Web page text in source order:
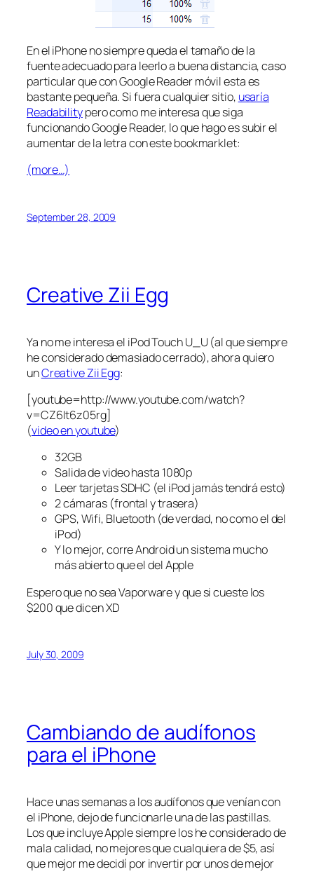
En el iPhone no siempre queda el tamaño de la
fuente adecuado para leerlo a buena distancia, caso
particular que con Google Reader móvil esta es
bastante pequeña. Si fuera cualquier sitio, usaría
Readabilitypero como me interesa que siga
funcionando Google Reader, lo que hago es subir el
aumentar de la letra con este bookmarklet:
(more…)
September 28, 2009
Creative Zii Egg
Ya no me interesa el iPod Touch U_U (al que siempre
he considerado demasiado cerrado), ahora quiero
unCreative Zii Egg:
[youtube=http://www.youtube.com/watch?
v=CZ6It6z05rg]
(video en youtube)
32GB
Salida de video hasta 1080p
Leer tarjetas SDHC (el iPod jamás tendrá esto)
2 cámaras (frontal y trasera)
GPS, Wifi, Bluetooth (de verdad, no como el del
iPod)
Y lo mejor, corre Android un sistema mucho
más abierto que el del Apple
Espero que no sea Vaporware y que si cueste los
$200 que dicen XD
July 30, 2009
Cambiando de audífonos
para el iPhone
Hace unas semanas a los audífonos que venían con
el iPhone, dejo de funcionarle una de las pastillas.
Los que incluye Apple siempre los he considerado de
mala calidad, no mejores que cualquiera de $5, así
que mejor me decidí por invertir por unos de mejor